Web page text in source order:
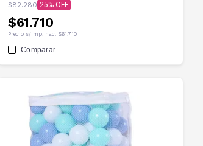
$82.280 25
$61.710
Precio s/imp. nac. $61.710
Comparar